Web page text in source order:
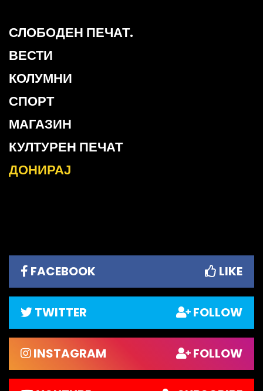
СЛОБОДЕН ПЕЧАТ.
ВЕСТИ
КОЛУМНИ
СПОРТ
МАГАЗИН
КУЛТУРЕН ПЕЧАТ
ДОНИРАЈ
FACEBOOK LIKE
TWITTER FOLLOW
INSTAGRAM FOLLOW